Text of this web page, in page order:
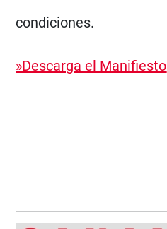
condiciones.
»Descarga el Manifiesto